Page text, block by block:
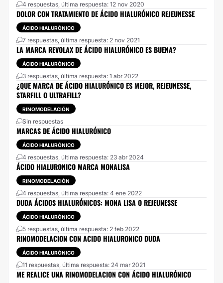
4 respuestas, última respuesta: 12 nov 2020
DOLOR CON TRATAMIENTO DE ÁCIDO HIALURÓNICO REJEUNESSE
ÁCIDO HIALURÓNICO
7 respuestas, última respuesta: 2 nov 2021
LA MARCA REVOLAX DE ÁCIDO HIALURÓNICO ES BUENA?
ÁCIDO HIALURÓNICO
3 respuestas, última respuesta: 1 abr 2022
¿QUE MARCA DE ÁCIDO HIALURÓNICO ES MEJOR, REJEUNESSE,
STARFILL O ULTRAFILL?
RINOMODELACIÓN
Sin respuestas
MARCAS DE ÁCIDO HIALURÓNICO
ÁCIDO HIALURÓNICO
4 respuestas, última respuesta: 23 abr 2024
ÁCIDO HIALURONICO MARCA MONALISA
RINOMODELACIÓN
4 respuestas, última respuesta: 4 ene 2022
DUDA ÁCIDOS HIALURÓNICOS: MONA LISA O REJEUNESSE
ÁCIDO HIALURÓNICO
5 respuestas, última respuesta: 2 feb 2022
RINOMODELACION CON ACIDO HIALURONICO DUDA
ÁCIDO HIALURÓNICO
11 respuestas, última respuesta: 24 mar 2021
ME REALICE UNA RINOMODELACION CON ÁCIDO HIALURÓNICO